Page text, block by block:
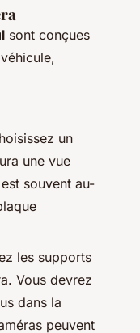
sont conçues
un
une vue
souvent au-
les supports
Vous devrez
dans la
peuvent